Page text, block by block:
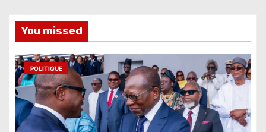
You missed
POLITIQUE